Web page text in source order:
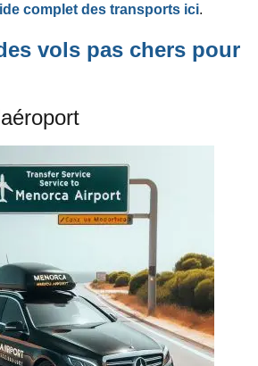
complet des transports ici.
vols pas chers pour